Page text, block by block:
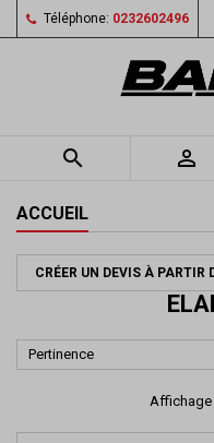
Téléphone: 0232602496
 
ACCUEIL
CRÉER UN DEVIS À PARTIR
Pertinence
Affichage